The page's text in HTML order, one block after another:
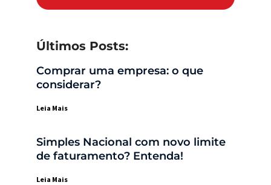
Últimos Posts:
Comprar uma empresa: o que
considerar?
Leia Mais
Simples Nacional com novo limite
de faturamento? Entenda!
Leia Mais